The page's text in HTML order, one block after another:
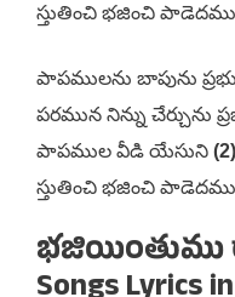
స్తుతించి భజించి పాడెదము
పాపములను బాపును
పరమున నిన్ను చేర్చును
పాపముల వీడి యేసుని (2)
స్తుతించి భజించి పాడెదము
భజియింతుము